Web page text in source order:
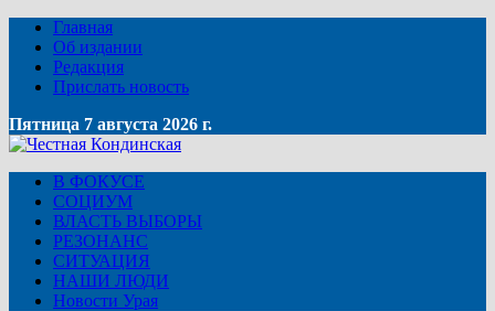
Главная
Об издании
Редакция
Прислать новость
Пятница 7 августа 2026 г.
В ФОКУСЕ
СОЦИУМ
ВЛАСТЬ ВЫБОРЫ
РЕЗОНАНС
СИТУАЦИЯ
НАШИ ЛЮДИ
Новости Урая